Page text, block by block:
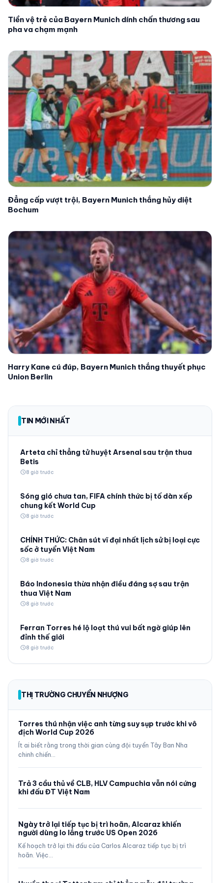
Tiền vệ trẻ của Bayern Munich dính chấn thương sau
pha va chạm mạnh
Đẳng cấp vượt trội, Bayern Munich thắng hủy diệt
Bochum
Harry Kane cú đúp, Bayern Munich thắng thuyết phục
Union Berlin
TIN MỚI NHẤT
Arteta chỉ thẳng tử huyệt Arsenal sau trận thua
Betis
schedule8 giờ trước
Sóng gió chưa tan, FIFA chính thức bị tố dàn xếp
chung kết World Cup
schedule8 giờ trước
CHÍNH THỨC: Chân sút vĩ đại nhất lịch sử bị loại cực
sốc ở tuyển Việt Nam
schedule8 giờ trước
Báo Indonesia thừa nhận điều đáng sợ sau trận
thua Việt Nam
schedule8 giờ trước
Ferran Torres hé lộ loạt thú vui bất ngờ giúp lên
đỉnh thế giới
schedule8 giờ trước
THỊ TRƯỜNG CHUYỂN NHƯỢNG
Torres thú nhận việc anh từng suy sụp trước khi vô
địch World Cup 2026
Ít ai biết rằng trong thời gian cùng đội tuyển Tây Ban Nha
chinh chiến…
Trả 3 cầu thủ về CLB, HLV Campuchia vẫn nói cứng
khi đấu ĐT Việt Nam
Ngày trở lại tiếp tục bị trì hoãn, Alcaraz khiến
người dùng lo lắng trước US Open 2026
Kế hoạch trở lại thi đấu của Carlos Alcaraz tiếp tục bị trì
hoãn. Việc…